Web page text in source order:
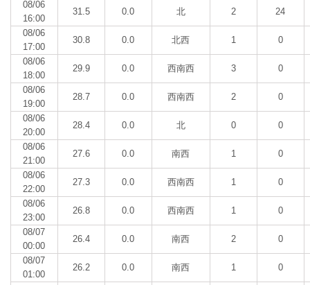
08/06
16:00
31.5 0.0 北 2 24
08/06
17:00
30.8 0.0 北西 1 0
08/06
18:00
29.9 0.0 西南西 3 0
08/06
19:00
28.7 0.0 西南西 2 0
08/06
20:00
28.4 0.0 北 0 0
08/06
21:00
27.6 0.0 南西 1 0
08/06
22:00
27.3 0.0 西南西 1 0
08/06
23:00
26.8 0.0 西南西 1 0
08/07
00:00
26.4 0.0 南西 2 0
08/07
01:00
26.2 0.0 南西 1 0